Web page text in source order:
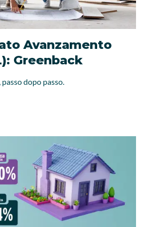
Avanzamento
Greenback
dopo passo.